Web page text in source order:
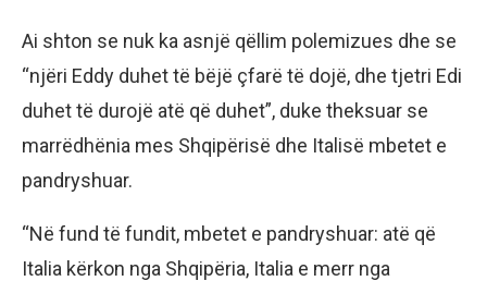
Ai shton se nuk ka asnjë qëllim polemizues dhe se
“njëri Eddy duhet të bëjë çfarë të dojë, dhe tjetri Edi
duhet të durojë atë që duhet”, duke theksuar se
marrëdhënia mes Shqipërisë dhe Italisë mbetet e
pandryshuar.
“Në fund të fundit, mbetet e pandryshuar: atë që
Italia kërkon nga Shqipëria, Italia e merr nga